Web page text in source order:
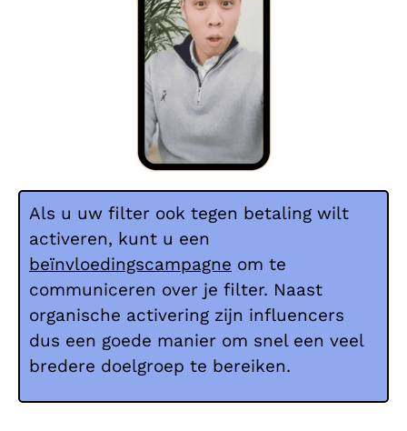
Als u uw filter ook tegen betaling wilt
activeren, kunt u een
beïnvloedingscampagne om te
communiceren over je filter. Naast
organische activering zijn influencers
dus een goede manier om snel een veel
bredere doelgroep te bereiken.